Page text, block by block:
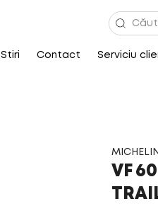
Stiri Contact Serviciu
MICHELIN
VF